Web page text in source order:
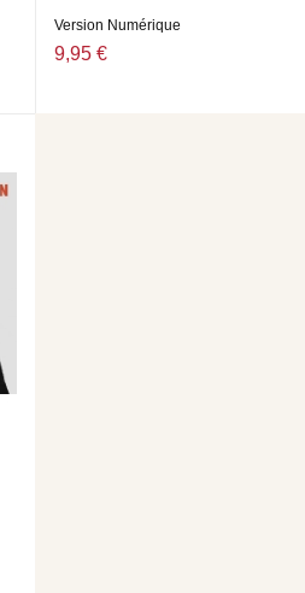
Version Numérique
9,95 €